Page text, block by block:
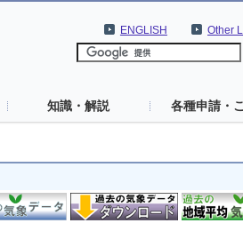
Other
ENGLISH
知識・解説 各種申請・